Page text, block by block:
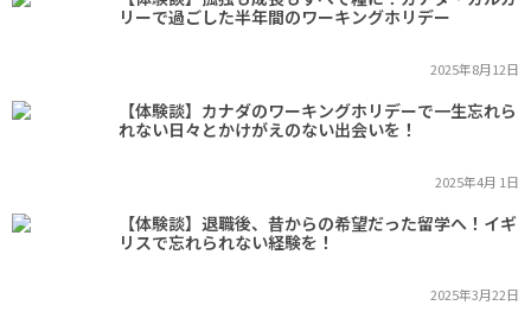
リーで過ごした半年間のワーキングホリデー
2025年8月12日
【体験談】カナダのワーキングホリデーで一生忘れら
れない日々とかけがえのない出会いを！
2025年4月 1日
【体験談】退職後、昔からの希望だった留学へ！イギ
リスで忘れられない経験を！
2025年3月22日